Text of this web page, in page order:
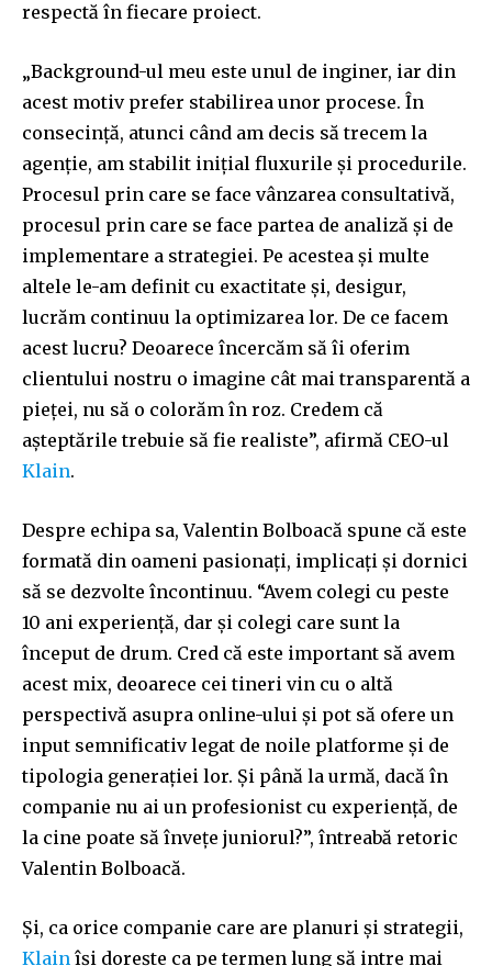
respectă în fiecare proiect.
„Background-ul meu este unul de inginer, iar din
acest motiv prefer stabilirea unor procese. În
consecință, atunci când am decis să trecem la
agenție, am stabilit inițial fluxurile și procedurile.
Procesul prin care se face vânzarea consultativă,
procesul prin care se face partea de analiză și de
implementare a strategiei. Pe acestea și multe
altele le-am definit cu exactitate și, desigur,
lucrăm continuu la optimizarea lor. De ce facem
acest lucru? Deoarece încercăm să îi oferim
clientului nostru o imagine cât mai transparentă a
pieței, nu să o colorăm în roz. Credem că
așteptările trebuie să fie realiste”, afirmă CEO-ul
Klain.
Despre echipa sa, Valentin Bolboacă spune că este
formată din oameni pasionați, implicați și dornici
să se dezvolte încontinuu. “Avem colegi cu peste
10 ani experiență, dar și colegi care sunt la
început de drum. Cred că este important să avem
acest mix, deoarece cei tineri vin cu o altă
perspectivă asupra online-ului și pot să ofere un
input semnificativ legat de noile platforme și de
tipologia generației lor. Și până la urmă, dacă în
companie nu ai un profesionist cu experiență, de
la cine poate să învețe juniorul?”, întreabă retoric
Valentin Bolboacă.
Și, ca orice companie care are planuri și strategii,
Klain își dorește ca pe termen lung să intre mai